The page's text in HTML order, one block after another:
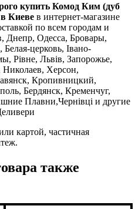
купить Комод Ким (дуб
Киеве в интернет-магазине
по всем городам и
Днепр, Одесса, Бровары,
церковь, Івано-
Рівне, Львів, Запорожье,
Херсон,
Кропивницкий,
Бердянск, Кременчуг,
Плавни,Чернівці и другие
картой, частичная
также